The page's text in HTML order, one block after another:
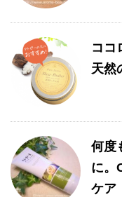
ココ
天然
何度
に。
ケア